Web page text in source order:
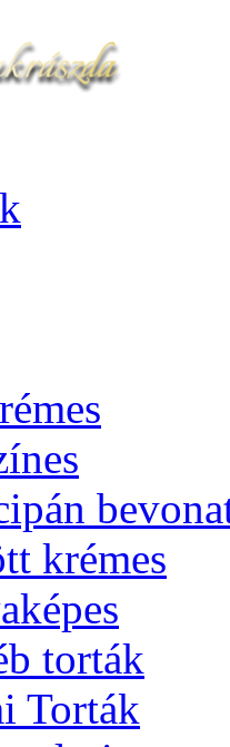
krémes
torták
Torták